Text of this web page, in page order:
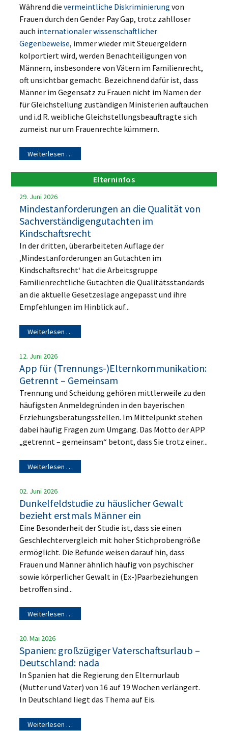
Während dievermeintliche Diskriminierung von
Frauen durch den Gender Pay Gap, trotz zahlloser
auch internationaler wissenschaftlicher
Gegenbeweise, immer wieder mit Steuergeldern
kolportiert wird, werden Benachteiligungen von
Männern, insbesondere von Vätern im Familienrecht,
oft unsichtbar gemacht. Bezeichnend dafür ist, dass
Männer im Gegensatz zu Frauen nicht im Namen der
für Gleichstellung zuständigen Ministerien auftauchen
und i.d.R. weibliche Gleichstellungsbeauftragte sich
zumeist nur um Frauenrechte kümmern.
Weiterlesen …
Elterninfos
29. Juni 2026
Mindestanforderungen an die Qualität von
Sachverständigengutachten im
Kindschaftsrecht
In der dritten, überarbeiteten Auflage der
‚Mindestanforderungen an Gutachten im
Kindschaftsrecht‘ hat die Arbeitsgruppe
Familienrechtliche Gutachten die Qualitätsstandards
an die aktuelle Gesetzeslage angepasst und ihre
Empfehlungen im Hinblick auf...
Weiterlesen …
12. Juni 2026
App für (Trennungs-)Elternkommunikation:
Getrennt – Gemeinsam
Trennung und Scheidung gehören mittlerweile zu den
häufigsten Anmeldegründen in den bayerischen
Erziehungsberatungsstellen. Im Mittelpunkt stehen
dabei häufig Fragen zum Umgang. Das Motto der APP
„getrennt – gemeinsam“ betont, dass Sie trotz einer...
Weiterlesen …
02. Juni 2026
Dunkelfeldstudie zu häuslicher Gewalt
bezieht erstmals Männer ein
Eine Besonderheit der Studie ist, dass sie einen
Geschlechtervergleich mit hoher Stichprobengröße
ermöglicht. Die Befunde weisen darauf hin, dass
Frauen und Männer ähnlich häufig von psychischer
sowie körperlicher Gewalt in (Ex-)Paarbeziehungen
betroffen sind...
Weiterlesen …
20. Mai 2026
Spanien: großzügiger Vaterschaftsurlaub –
Deutschland: nada
In Spanien hat die Regierung den Elternurlaub
(Mutter und Vater) von 16 auf 19 Wochen verlängert.
In Deutschland liegt das Thema auf Eis.
Weiterlesen …